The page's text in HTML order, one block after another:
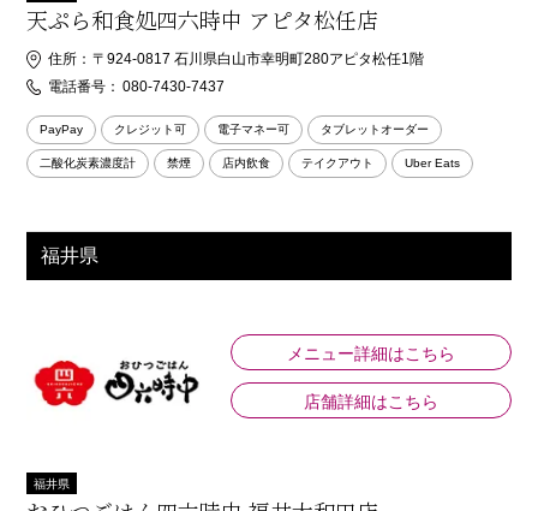
天ぷら和食処四六時中 アピタ松任店
住所： 〒924-0817 石川県白山市幸明町280アピタ松任1階
電話番号： 080-7430-7437
PayPay クレジット可 電子マネー可 タブレットオーダー
二酸化炭素濃度計 禁煙 店内飲食 テイクアウト Uber Eats
福井県
メニュー詳細はこちら
店舗詳細はこちら
福井県